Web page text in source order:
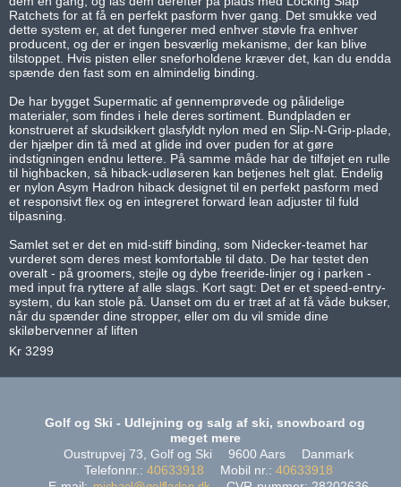
Ratchets for at få en perfekt pasform hver gang. Det smukke ved
dette system er, at det fungerer med enhver støvle fra enhver
producent, og der er ingen besværlig mekanisme, der kan blive
tilstoppet. Hvis pisten eller sneforholdene kræver det, kan du endda
spænde den fast som en almindelig binding.
De har bygget Supermatic af gennemprøvede og pålidelige
materialer, som findes i hele deres sortiment. Bundpladen er
konstrueret af skudsikkert glasfyldt nylon med en Slip-N-Grip-plade,
der hjælper din tå med at glide ind over puden for at gøre
indstigningen endnu lettere. På samme måde har de tilføjet en rulle
til highbacken, så hiback-udløseren kan betjenes helt glat. Endelig
er nylon Asym Hadron hiback designet til en perfekt pasform med
et responsivt flex og en integreret forward lean adjuster til fuld
tilpasning.
Samlet set er det en mid-stiff binding, som Nidecker-teamet har
vurderet som deres mest komfortable til dato. De har testet den
overalt - på groomers, stejle og dybe freeride-linjer og i parken -
med input fra ryttere af alle slags. Kort sagt: Det er et speed-entry-
system, du kan stole på. Uanset om du er træt af at få våde bukser,
når du spænder dine stropper, eller om du vil smide dine
skiløbervenner af liften
Kr 3299
Golf og Ski - Udlejning og salg af ski, snowboard og
meget mere
Oustrupvej 73, Golf og Ski
9600 Aars
Danmark
Telefonnr. : 40633918 Mobil nr. : 40633918